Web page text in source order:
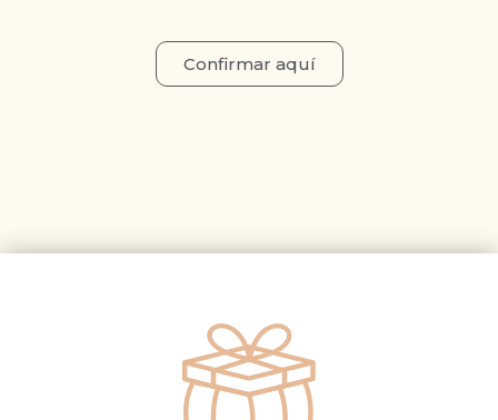
Confirmar aquí